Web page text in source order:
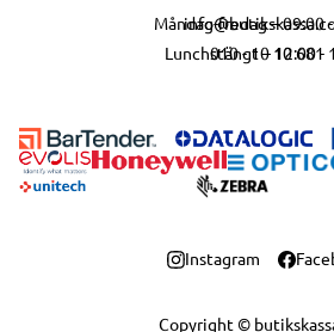
010 - 10 10 681
Måndag-fredag – 09:00
Lunchstängt – 12:00 -
Copyright ©
Instagram